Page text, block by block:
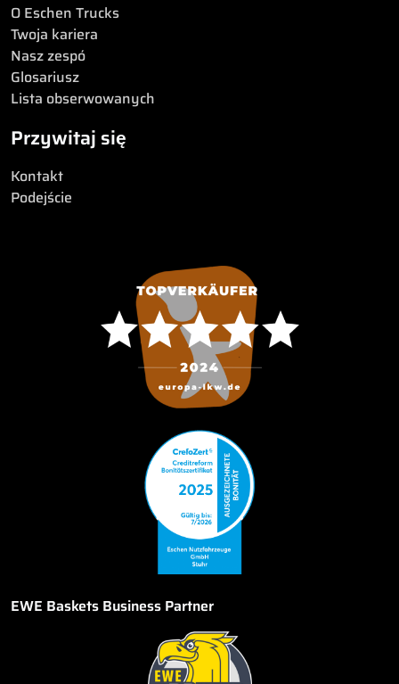
O Eschen Trucks
Twoja kariera
Nasz zespó
Glosariusz
Lista obserwowanych
Przywitaj się
Kontakt
Podejście
EWE Baskets Business Partner